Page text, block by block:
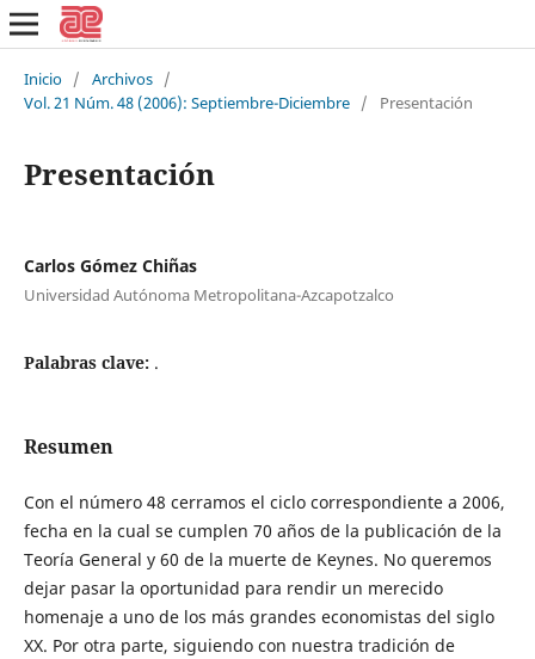
Inicio / Archivos /
Vol. 21 Núm. 48 (2006): Septiembre-Diciembre / Presentación
Presentación
Carlos Gómez Chiñas
Universidad Autónoma Metropolitana-Azcapotzalco
Palabras clave: .
Resumen
Con el número 48 cerramos el ciclo correspondiente a 2006,
fecha en la cual se cumplen 70 años de la publicación de la
Teoría General y 60 de la muerte de Keynes. No queremos
dejar pasar la oportunidad para rendir un merecido
homenaje a uno de los más grandes economistas del siglo
XX. Por otra parte, siguiendo con nuestra tradición de